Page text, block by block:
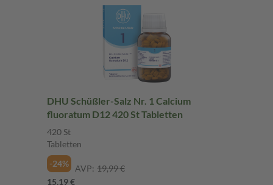
DHU Schüßler-Salz Nr. 1 Calcium
fluoratum D12 420 St Tabletten
420 St
Tabletten
-24%
AVP: 19,99 €
15,19 €